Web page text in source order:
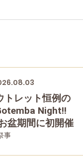
トレット恒例の
Night!!
盆期間に初開催
事